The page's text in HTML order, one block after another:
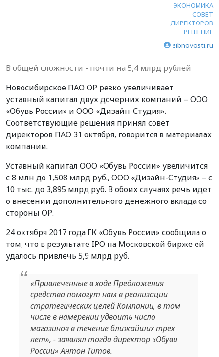
ЭКОНОМИКА
СОВЕТ
ДИРЕКТОРОВ
РЕШЕНИЕ
sibnovosti.ru
В общей сложности - почти на 5,4 млрд рублей
Новосибирское ПАО ОР резко увеличивает
уставный капитал двух дочерних компаний – ООО
«Обувь России» и ООО «Дизайн-Студия».
Соответствующие решения принял совет
директоров ПАО 31 октября, говорится в материалах
компании.
Уставный капитал ООО «Обувь России» увеличится
с 8 млн до 1,508 млрд руб., ООО «Дизайн-Студия» – с
10 тыс. до 3,895 млрд руб. В обоих случаях речь идет
о внесении дополнительного денежного вклада со
стороны ОР.
24 октября 2017 года ГК «Обувь России» сообщила о
том, что в результате IPO на Московской бирже ей
удалось привлечь 5,9 млрд руб.
«Привлеченные в ходе Предложения
средства помогут нам в реализации
стратегических целей Компании, в том
числе в намерении удвоить число
магазинов в течение ближайших трех
лет», - заявлял тогда директор «Обуви
России» Антон Титов.